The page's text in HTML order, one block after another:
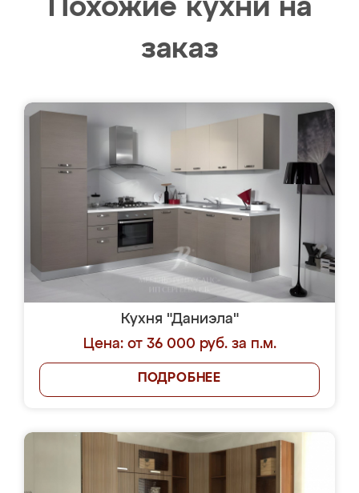
Похожие кухни на
заказ
Кухня "Даниэла"
Цена: от 36 000 руб. за п.м.
ПОДРОБНЕЕ